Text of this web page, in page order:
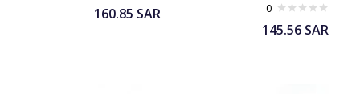
0
145.56 SAR
160.85 SAR